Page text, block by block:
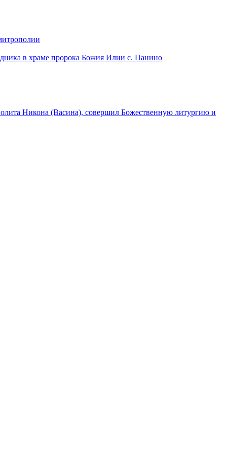
в храме пророка Божия Илии с. Панино
Никона (Васина), совершил Божественную литургию и